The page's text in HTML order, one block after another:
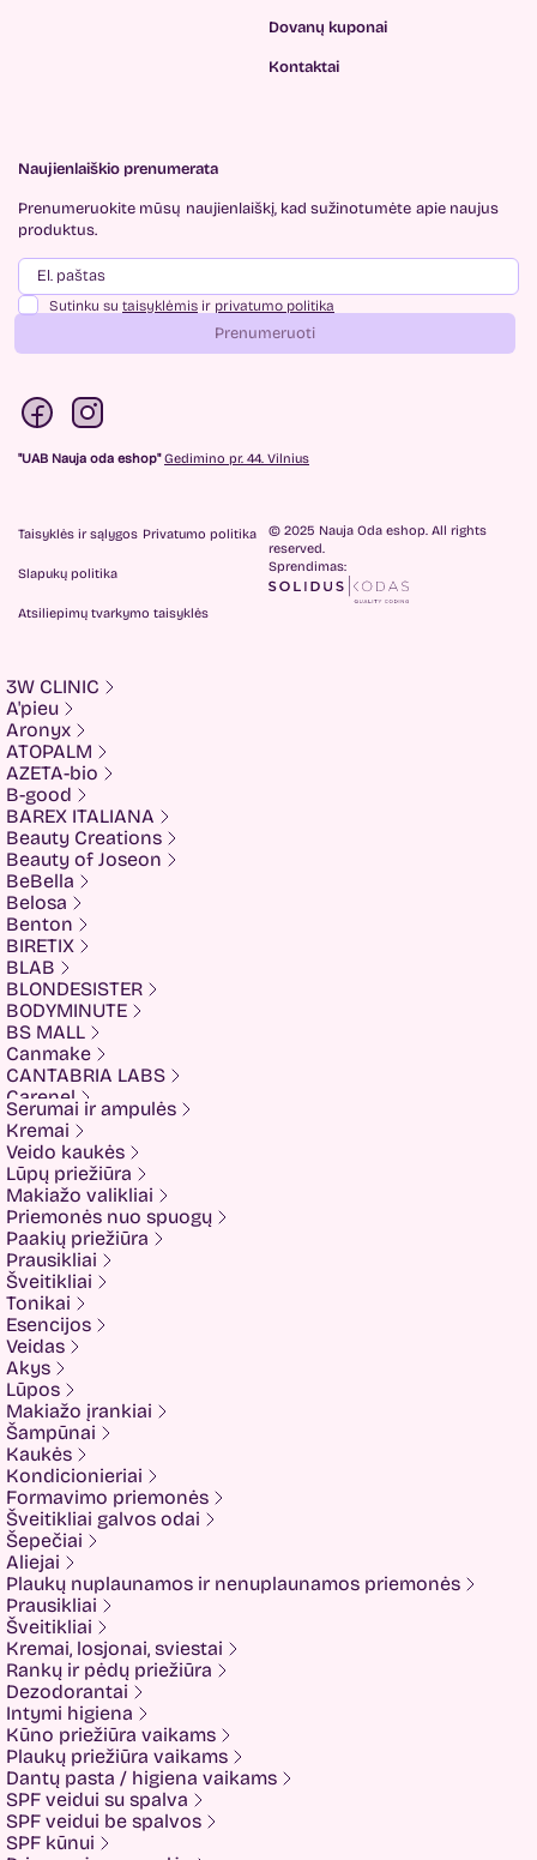
Dovanų kuponai
Kontaktai
Naujienlaiškio prenumerata
Prenumeruokite mūsų naujienlaiškį, kad sužinotumėte apie naujus
produktus.
Sutinku su taisyklėmis ir privatumo politika
Prenumeruoti
"UAB Nauja oda eshop" Gedimino pr. 44. Vilnius
Taisyklės ir sąlygos Privatumo politika
Slapukų politika
Atsiliepimų tvarkymo taisyklės
© 2025 Nauja Oda eshop. All rights
reserved.
Sprendimas:
3W CLINIC
A'pieu
Aronyx
ATOPALM
AZETA-bio
B-good
BAREX ITALIANA
Beauty Creations
Beauty of Joseon
BeBella
Belosa
Benton
BIRETIX
BLAB
BLONDESISTER
BODYMINUTE
BS MALL
Canmake
CANTABRIA LABS
Carenel
CHALURE
Cherubs
Cliniccare
COSRX
COTRIL
COVEDERM
Crazy Hair
Dalton
Dear Doer
Ekseption
Elizavecca
ESFOLIO
ETUDE
Eyenlip
FaceFacts
Fariis
Fixderma
Fluff
Formal Bee
Fusion
Glow Hub
HeadShock
Hiskin
Holika holika
Imbue
Imbue.
INOAR
Isntree
IUNIK
K-MOM
Kadus Professional
Keenwell
KLERADERM
KOSE
Kyra
Serumai ir ampulės
Kremai
Veido kaukės
Lūpų priežiūra
Makiažo valikliai
Priemonės nuo spuogų
Paakių priežiūra
Prausikliai
Šveitikliai
Tonikai
Esencijos
Veidas
Akys
Lūpos
Makiažo įrankiai
Šampūnai
Kaukės
Kondicionieriai
Formavimo priemonės
Šveitikliai galvos odai
Šepečiai
Aliejai
Plaukų nuplaunamos ir nenuplaunamos priemonės
Prausikliai
Šveitikliai
Kremai, losjonai, sviestai
Rankų ir pėdų priežiūra
Dezodorantai
Intymi higiena
Kūno priežiūra vaikams
Plaukų priežiūra vaikams
Dantų pasta / higiena vaikams
SPF veidui su spalva
SPF veidui be spalvos
SPF kūnui